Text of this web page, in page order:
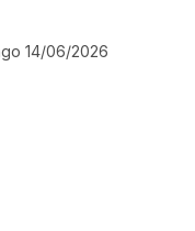
14/06/2026